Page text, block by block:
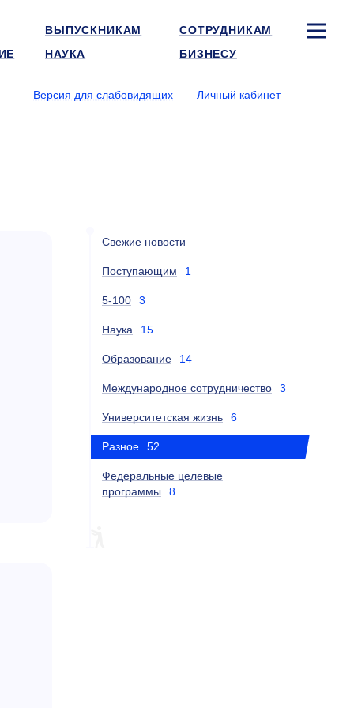
ВЫПУСКНИКАМ
СОТРУДНИКАМ
НАУКА БИЗНЕСУ
Версия для слабовидящих Личный кабинет
Свежие новости
Поступающим 1
5-100 3
Наука 15
Образование 14
Международное сотрудничество 3
Университетская жизнь 6
Разное 52
Федеральные целевые
программы
8